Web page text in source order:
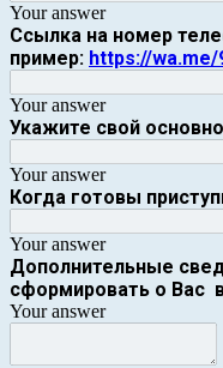
Your answer
Ссылка на номер
пример: https://wa.me/
Your answer
Укажите свой
Your answer
Когда готовы
Your answer
Дополнительные
сформировать о Вас
Your answer